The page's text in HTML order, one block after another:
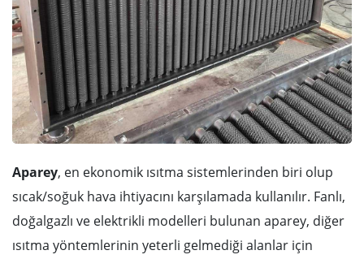
Aparey, en ekonomik ısıtma sistemlerinden biri olup
sıcak/soğuk hava ihtiyacını karşılamada kullanılır. Fanlı,
doğalgazlı ve elektrikli modelleri bulunan aparey, diğer
ısıtma yöntemlerinin yeterli gelmediği alanlar için